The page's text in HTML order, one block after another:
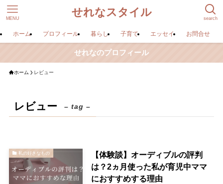
せれなスタイル search
MENU
ホーム プロフィール 暮らし 子育て エッセイ お問合せ
せれなのプロフィール
ホーム レビュー
レビュー – tag –
私の好きなもの
【体験談】オーディブルの評判
は？2ヵ月使った私が育児中ママ
におすすめする理由